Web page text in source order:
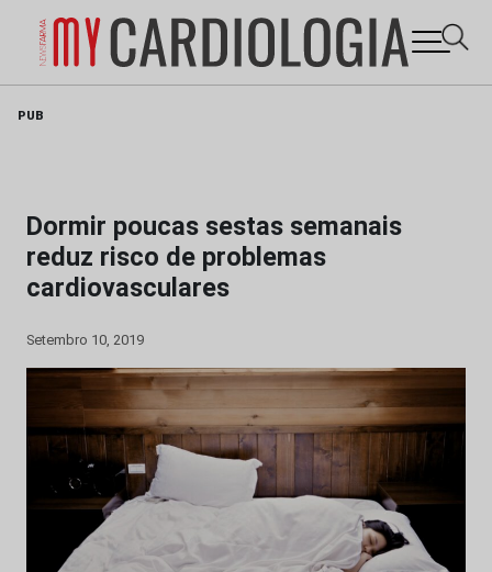
PUB
Dormir poucas sestas semanais
reduz risco de problemas
cardiovasculares
Setembro 10, 2019